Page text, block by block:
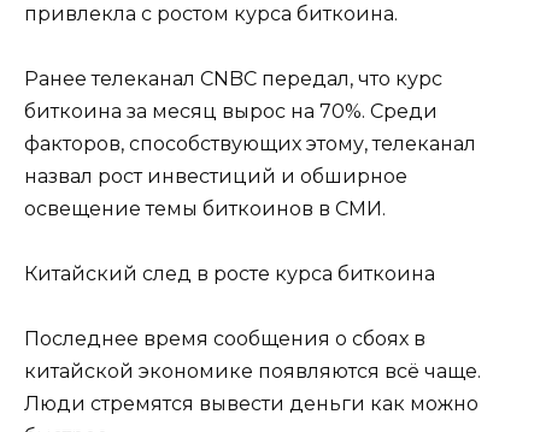
привлекла с ростом курса биткоина.
Ранее телеканал CNBC передал, что курс
биткоина за месяц вырос на 70%. Среди
факторов, способствующих этому, телеканал
назвал рост инвестиций и обширное
освещение темы биткоинов в СМИ.
Китайский след в росте курса биткоина
Последнее время сообщения о сбоях в
китайской экономике появляются всё чаще.
Люди стремятся вывести деньги как можно